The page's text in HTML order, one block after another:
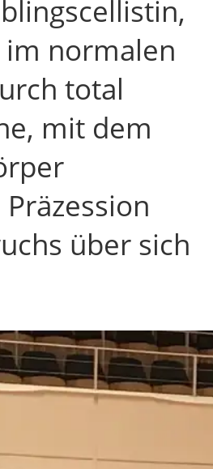
normalen
total
mit dem
über sich